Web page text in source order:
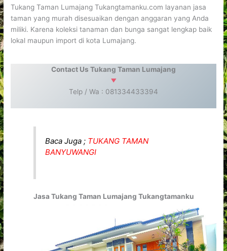
Tukang Taman Lumajang Tukangtamanku.com layanan jasa
taman yang murah disesuaikan dengan anggaran yang Anda
miliki. Karena koleksi tanaman dan bunga sangat lengkap baik
lokal maupun import di kota Lumajang.
Contact Us Tukang Taman Lumajang
Telp / Wa : 081334433394
Baca Juga ; TUKANG TAMAN
BANYUWANGI
Jasa Tukang Taman Lumajang Tukangtamanku